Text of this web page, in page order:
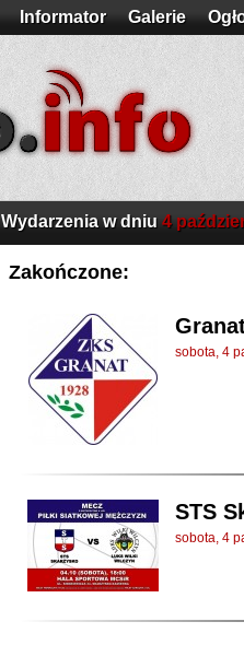
Informator Galerie
Wydarzenia w dniu 4
Zakończone:
sobota, 4
STS
sobota, 4